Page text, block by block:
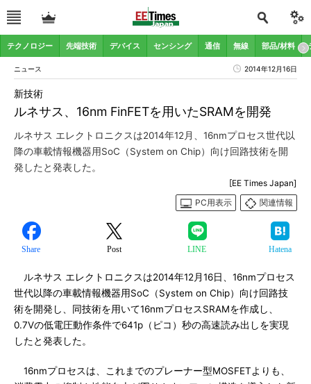
テクノロジー 先端技術 デバイス センシング 通信 無線 部品/材料
ニュース 2014年12月16日
ルネサス、16nm FinFETを用いたSRAMを開発
新技術
ルネサス エレクトロニクスは2014年12月、16nmプロセス世代以
降の車載情報機器用SoC（System on Chip）向け回路技術を開
発したと発表した。
[EE Times Japan]
PC用表示
関連情報
Share Post LINE Hatena
ルネサス エレクトロニクスは2014年12月16日、16nmプロセス
世代以降の車載情報機器用SoC（System on Chip）向け回路技
術を開発し、同技術を用いて16nmプロセスSRAMを作成し、
0.7Vの低電圧動作条件で641p（ピコ）秒の高速読み出しを実現
したと発表した。
16nmプロセスは、これまでのプレーナー型MOSFETよりも、